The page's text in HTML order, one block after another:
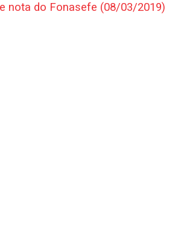
nota do Fonasefe (08/03/2019)